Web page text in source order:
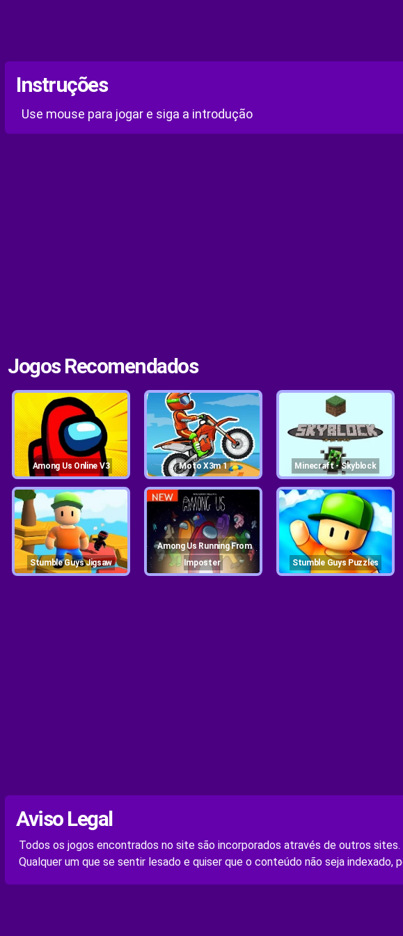
Instruções
Use mouse para jogar e siga a introdução
Jogos Recomendados
Among Us Online V3 Moto X3m 1 Minecraft - Skyblock
Stumble Guys Jigsaw
Among Us Running From
Imposter
Stumble Guys Puzzles
Aviso Legal
Todos os jogos encontrados no site são incorporados através de outros
Qualquer um que se sentir lesado e quiser que o conteúdo não seja